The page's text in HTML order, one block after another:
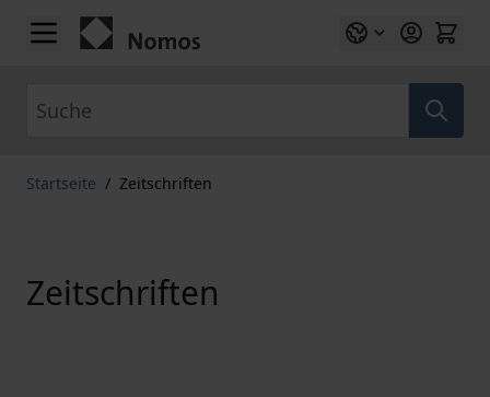
Zum Inhalt springen
Startseite / Zeitschriften
Zeitschriften